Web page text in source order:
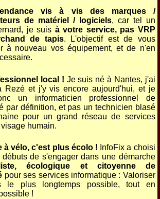
vis à vis des marques /
de matériel / logiciels, car tel un
je suis à votre service, pas VRP
de tapis. L'objectif est de vous
à nouveau vos équipement, et de n'en
local ! Je suis né à Nantes, j'ai
Rezé et j'y vis encore aujourd'hui, et je
un informaticien professionnel de
par définition, et pas un technicien blasé
pour un grand réseau de services
humain.
à vélo, c'est plus écolo ! InfoFix a choisi
de s'engager dans une démarche
écologique et citoyenne de
pour ses services informatique : Valoriser
le plus longtemps possible, tout en
!